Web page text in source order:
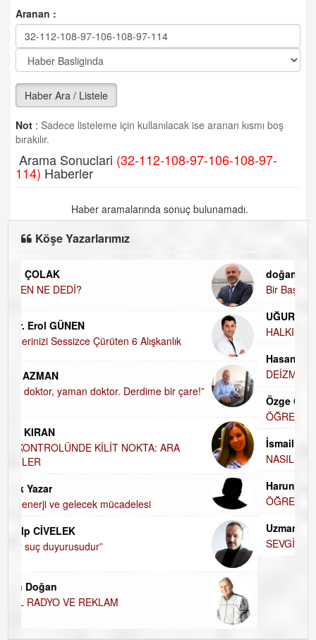
Aranan :
Haber Ara / Listele
Not : Sadece listeleme için kullanılacak ise aranan kısmı boş
bırakılır.
Arama Sonuclari (32-112-108-97-106-108-97-
114) Haberler
Haber aramalarında sonuç bulunamadı.
Köşe Yazarlarımız
doğan yıldıztan
Bir Başka Avrupa!
UĞUR DEMİROĞLU
HALKIN PARTİSİNDE YENİ YÖNETİM BELİRLENDİ…
Hasan Vehbi Ersoy
DEİZM-TEİZM-ATEİZM-PANTEİZM’E BAKIŞ
ÖĞRENECEK ÇOK ŞEY VAR...
Harun KARA
Uzman Klinik Psikolog Erkan EZERÇE